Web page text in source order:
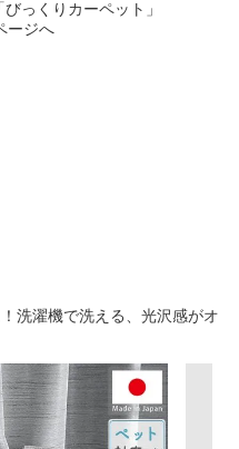
っくりカーペット」
洗濯機で洗える、光沢感がオ